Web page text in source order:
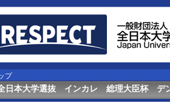
プ
日本大学選抜 インカレ 総理大臣杯 デ